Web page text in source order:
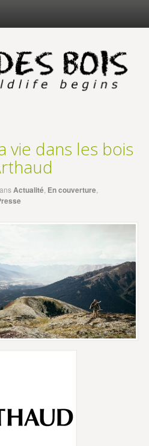
vie dans les bois
Actualité, En couverture,